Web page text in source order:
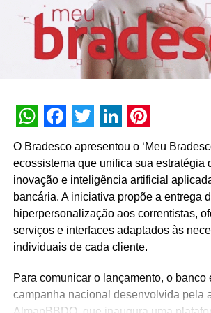
A SEGUIR
Nike enaltece atletas negras em
Real”
NÃO PERCA
Em comemoração ao Dia e ao Mês
mais 2,8 Milhões de reais em
ao redor do mundo, para
WhatsApp
Facebook
Twitter
LinkedIn
O Bradesco apresentou o ‘Meu
ecossistema que unifica sua estratégia
inovação e inteligência artificial
bancária. A iniciativa propõe a entrega
hiperpersonalização aos correntistas,
serviços e interfaces adaptados às
individuais de cada cliente.
Para comunicar o lançamento, o banco
campanha nacional desenvolvida pela